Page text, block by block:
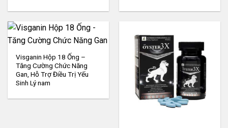
Visganin Hộp 18 Ống –
Tăng Cường Chức Năng
Gan, Hỗ Trợ Điều Trị Yếu
Sinh Lý nam